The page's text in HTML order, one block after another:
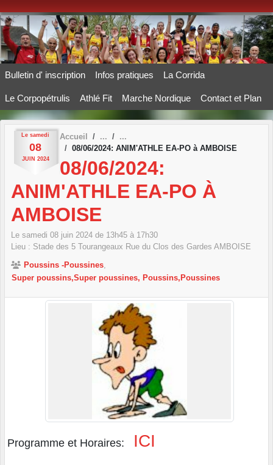
Bulletin d' inscription Infos pratiques La Corrida
Le Corpopétrulis Athlé Fit Marche Nordique Contact et Plan
Le samedi
08
JUIN 2024
Accueil
08/06/2024: ANIM'ATHLE EA-PO à AMBOISE
08/06/2024:
ANIM'ATHLE EA-PO À
AMBOISE
Le samedi 08 juin 2024 de 13h45 à 17h30
Lieu : Stade des 5 Tourangeaux Rue du Clos des Gardes AMBOISE
Poussins -Poussines
Super poussins,Super poussines, Poussins,Poussines
Programme et Horaires: ICI